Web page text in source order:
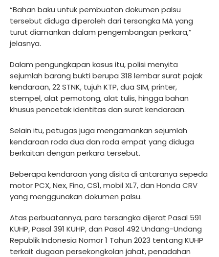
“Bahan baku untuk pembuatan dokumen palsu
tersebut diduga diperoleh dari tersangka MA yang
turut diamankan dalam pengembangan perkara,”
jelasnya.
Dalam pengungkapan kasus itu, polisi menyita
sejumlah barang bukti berupa 318 lembar surat pajak
kendaraan, 22 STNK, tujuh KTP, dua SIM, printer,
stempel, alat pemotong, alat tulis, hingga bahan
khusus pencetak identitas dan surat kendaraan.
Selain itu, petugas juga mengamankan sejumlah
kendaraan roda dua dan roda empat yang diduga
berkaitan dengan perkara tersebut.
Beberapa kendaraan yang disita di antaranya sepeda
motor PCX, Nex, Fino, CS1, mobil XL7, dan Honda CRV
yang menggunakan dokumen palsu.
Atas perbuatannya, para tersangka dijerat Pasal 591
KUHP, Pasal 391 KUHP, dan Pasal 492 Undang-Undang
Republik Indonesia Nomor 1 Tahun 2023 tentang KUHP
terkait dugaan persekongkolan jahat, penadahan